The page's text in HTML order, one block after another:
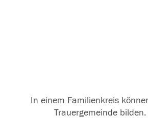
In einem Familienkreis
Trauergemeinde